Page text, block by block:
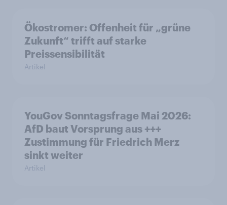
Ökostromer: Offenheit für „grüne
Zukunft“ trifft auf starke
Preissensibilität
Artikel
YouGov Sonntagsfrage Mai 2026:
AfD baut Vorsprung aus +++
Zustimmung für Friedrich Merz
sinkt weiter
Artikel